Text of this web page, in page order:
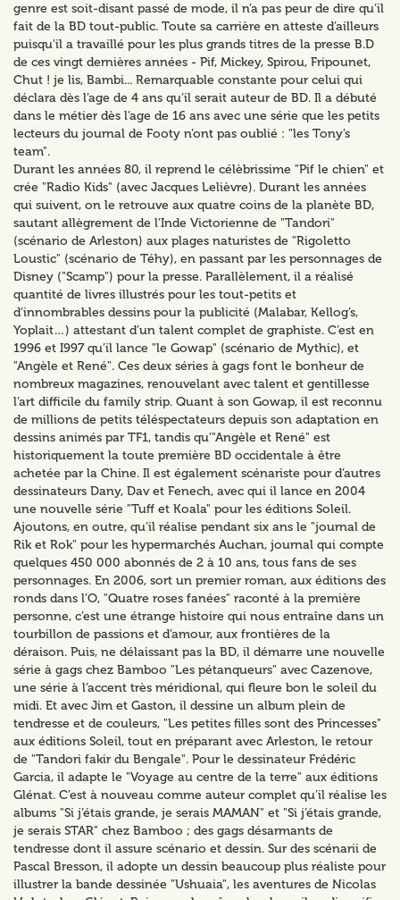
genre est soit-disant passé de mode, il n’a pas peur de dire qu’il
fait de la BD tout-public. Toute sa carrière en atteste d’ailleurs
puisqu’il a travaillé pour les plus grands titres de la presse B.D
de ces vingt dernières années - Pif, Mickey, Spirou, Fripounet,
Chut ! je lis, Bambi... Remarquable constante pour celui qui
déclara dès l’age de 4 ans qu’il serait auteur de BD. Il a débuté
dans le métier dès l’age de 16 ans avec une série que les petits
lecteurs du journal de Footy n’ont pas oublié : "les Tony’s
team".
Durant les années 80, il reprend le célèbrissime "Pif le chien" et
crée "Radio Kids" (avec Jacques Lelièvre). Durant les années
qui suivent, on le retrouve aux quatre coins de la planète BD,
sautant allègrement de l’Inde Victorienne de "Tandori"
(scénario de Arleston) aux plages naturistes de "Rigoletto
Loustic" (scénario de Téhy), en passant par les personnages de
Disney ("Scamp") pour la presse. Parallèlement, il a réalisé
quantité de livres illustrés pour les tout-petits et
d’innombrables dessins pour la publicité (Malabar, Kellog’s,
Yoplait…) attestant d’un talent complet de graphiste. C’est en
1996 et I997 qu’il lance "le Gowap" (scénario de Mythic), et
"Angèle et René". Ces deux séries à gags font le bonheur de
nombreux magazines, renouvelant avec talent et gentillesse
l’art difficile du family strip. Quant à son Gowap, il est reconnu
de millions de petits téléspectateurs depuis son adaptation en
dessins animés par TF1, tandis qu’"Angèle et René" est
historiquement la toute première BD occidentale à être
achetée par la Chine. Il est également scénariste pour d’autres
dessinateurs Dany, Dav et Fenech, avec qui il lance en 2004
une nouvelle série "Tuff et Koala" pour les éditions Soleil.
Ajoutons, en outre, qu’il réalise pendant six ans le "journal de
Rik et Rok" pour les hypermarchés Auchan, journal qui compte
quelques 450 000 abonnés de 2 à 10 ans, tous fans de ses
personnages. En 2006, sort un premier roman, aux éditions des
ronds dans l’O, "Quatre roses fanées" raconté à la première
personne, c’est une étrange histoire qui nous entraîne dans un
tourbillon de passions et d’amour, aux frontières de la
déraison. Puis, ne délaissant pas la BD, il démarre une nouvelle
série à gags chez Bamboo "Les pétanqueurs" avec Cazenove,
une série à l’accent très méridional, qui fleure bon le soleil du
midi. Et avec Jim et Gaston, il dessine un album plein de
tendresse et de couleurs, "Les petites filles sont des Princesses"
aux éditions Soleil, tout en préparant avec Arleston, le retour
de "Tandori fakir du Bengale". Pour le dessinateur Frédéric
Garcia, il adapte le "Voyage au centre de la terre" aux éditions
Glénat. C’est à nouveau comme auteur complet qu’il réalise les
albums "Si j’étais grande, je serais MAMAN" et "Si j’étais grande,
je serais STAR" chez Bamboo ; des gags désarmants de
tendresse dont il assure scénario et dessin. Sur des scénarii de
Pascal Bresson, il adopte un dessin beaucoup plus réaliste pour
illustrer la bande dessinée "Ushuaia", les aventures de Nicolas